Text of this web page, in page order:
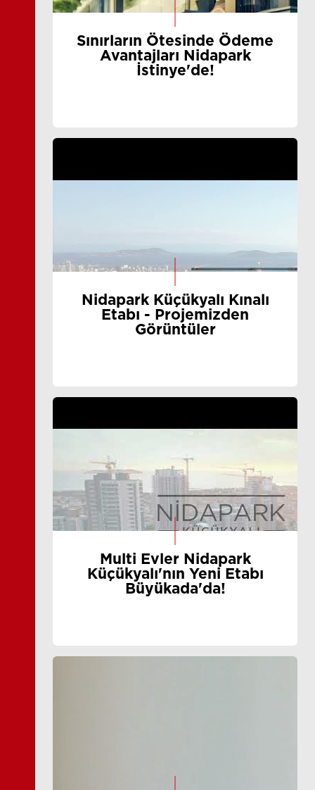
Sınırların Ötesinde Ödeme
Avantajları Nidapark
İstinye'de!
Nidapark Küçükyalı Kınalı
Etabı - Projemizden
Görüntüler
Multi Evler Nidapark
Küçükyalı'nın Yeni Etabı
Büyükada'da!